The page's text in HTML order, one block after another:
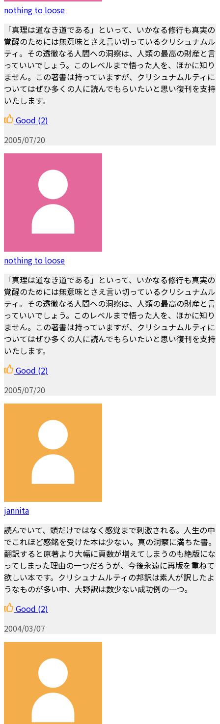
nothing to loose
「真理は道なき道である」といって、いかなる修行も真実の
覚醒のためには無意味とさえ言い切っているクリシュナムル
ティ。その透徹なる人間への洞察は、人類の最高の財産と言
っていいでしょう。このレベルまで悟った人を、ほかに知り
ません。この著書は持っていますが、クリシュナムルティに
ついてはぜひ多くの人に読んでもらいたいと思い復刊を支持
いたします。
Good (2)
2005/07/20
nothing to loose
「真理は道なき道である」といって、いかなる修行も真実の
覚醒のためには無意味とさえ言い切っているクリシュナムル
ティ。その透徹なる人間への洞察は、人類の最高の財産と言
っていいでしょう。このレベルまで悟った人を、ほかに知り
ません。この著書は持っていますが、クリシュナムルティに
ついてはぜひ多くの人に読んでもらいたいと思い復刊を支持
いたします。
Good (2)
2005/07/20
jannita
読んでいて、頭だけではなく感覚まで刺激される。人生の中
でこれほど感銘を受けた本は少ない。真の洞察に満ちた書。
翻訳すると原著より大幅に頁数が増えてしまうのも絶版にな
ってしまった理由の一つだろうが、今後永遠に再版を重ねて
欲しい本です。クリシュナムルティの邦訳は素人が訳したよ
うなものが多い中、大野訳は数少ない成功例の一つ。
Good (2)
2004/03/07